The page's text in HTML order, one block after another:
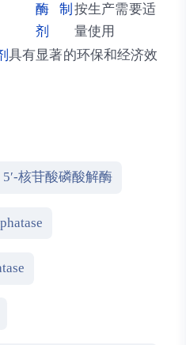
酶制
剂
按生产需要适
量使用
具有显著的环保和经济效
5′-核苷酸磷酸解酶